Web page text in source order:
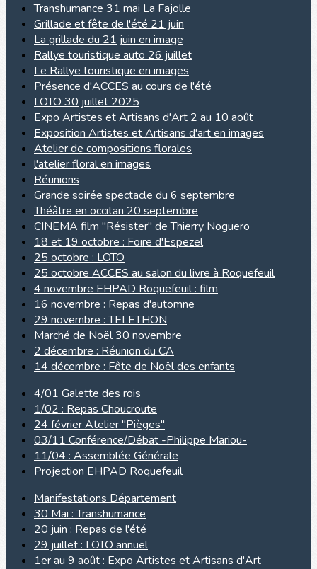
Transhumance 31 mai La Fajolle
Grillade et fête de l'été 21 juin
La grillade du 21 juin en image
Rallye touristique auto 26 juillet
Le Rallye touristique en images
Présence d'ACCES au cours de l'été
LOTO 30 juillet 2025
Expo Artistes et Artisans d'Art 2 au 10 août
Exposition Artistes et Artisans d'art en images
Atelier de compositions florales
l'atelier floral en images
Réunions
Grande soirée spectacle du 6 septembre
Théâtre en occitan 20 septembre
CINEMA film "Résister" de Thierry Noguero
18 et 19 octobre : Foire d'Espezel
25 octobre : LOTO
25 octobre ACCES au salon du livre à Roquefeuil
4 novembre EHPAD Roquefeuil : film
16 novembre : Repas d'automne
29 novembre : TELETHON
Marché de Noël 30 novembre
2 décembre : Réunion du CA
14 décembre : Fête de Noël des enfants
4/01 Galette des rois
1/02 : Repas Choucroute
24 février Atelier "Pièges"
03/11 Conférence/Débat -Philippe Mariou-
11/04 : Assemblée Générale
Projection EHPAD Roquefeuil
Manifestations Département
30 Mai : Transhumance
20 juin : Repas de l'été
29 juillet : LOTO annuel
1er au 9 août : Expo Artistes et Artisans d'Art